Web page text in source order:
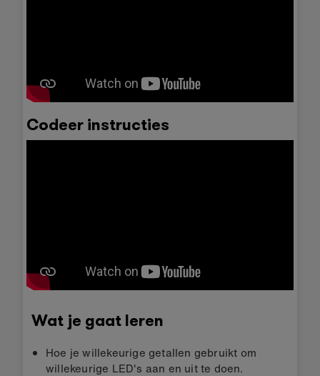
Codeer instructies
Wat je gaat leren
Hoe je willekeurige getallen gebruikt om
willekeurige LED's aan en uit te doen.